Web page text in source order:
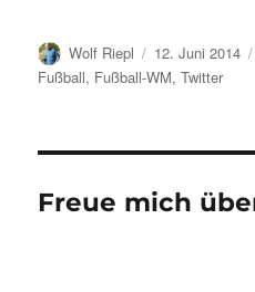
Autor
Wolf Riepl
Veröffentlicht
am
12. Juni 2014
Fußball, Fußball-WM,Twitter
Freue mich